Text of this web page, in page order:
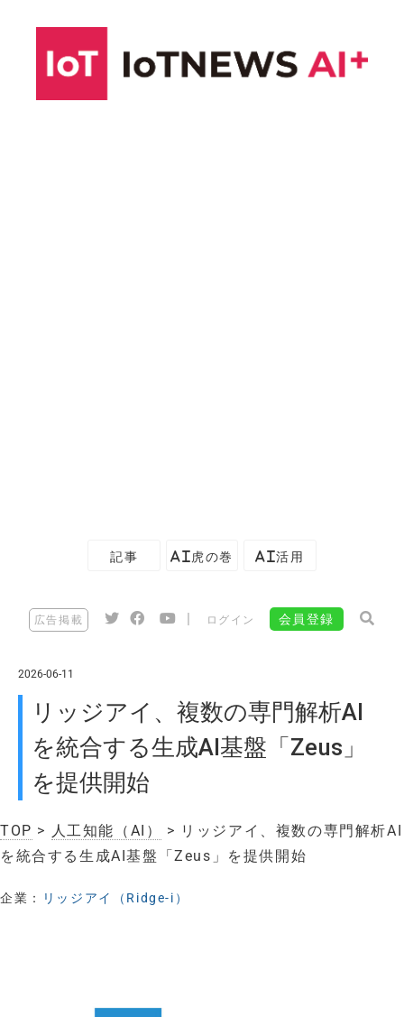
記事 AI虎の巻 AI活用
広告掲載 ログイン 会員登録
2026-06-11
リッジアイ、複数の専門解析AI
を統合する生成AI基盤「Zeus」
を提供開始
TOP > 人工知能（AI）
> リッジアイ、複数の専門解析AI
を統合する生成AI基盤「Zeus」を提供開始
企業： リッジアイ（Ridge-i）